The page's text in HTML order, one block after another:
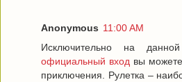
Anonymous 11:00 AM
Исключительно на
официальный вход вы
приключения. Рулетка –